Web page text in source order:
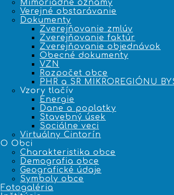
Mimoriadne oznamy
Verejné obstarávanie
Dokumenty
Zverejňovanie zmlúv
Zverejňovanie faktúr
Zverejňovanie objednávok
Obecné dokumenty
VZN
Rozpočet obce
PHR a SR MIKROREGIÓNU
Vzory tlačív
Energie
Dane a poplatky
Stavebný úsek
Sociálne veci
Virtuálny Cintorín
O Obci
Charakteristika obce
Demografia obce
Geografické údaje
Symboly obce
Fotogaléria